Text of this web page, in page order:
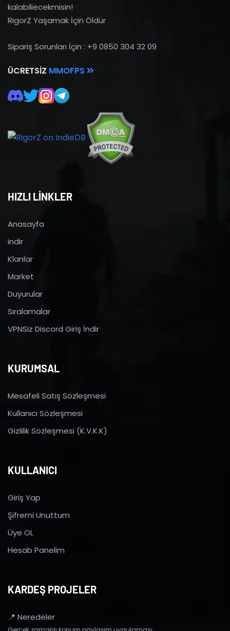
kalabiliecekmisin!
RigorZ Yaşamak İçin Öldür
Sipariş Sorunları İçin : +9 0850 304 32 09
ÜCRETSIZ MMOFPS
HIZLI LİNKLER
Anasayfa
indir
Klanlar
Market
Duyurular
Sıralamalar
VPNSiz Discord Giriş İndir
KURUMSAL
Mesafeli Satış Sözleşmesi
Kullanıcı Sözleşmesi
Gizlilik Sözleşmesi (K.V.K.K)
KULLANICI
Giriş Yap
Şifremi Unuttum
Üye OL
Hesab Panelim
KARDEŞ PROJELER
📍 Neredeler